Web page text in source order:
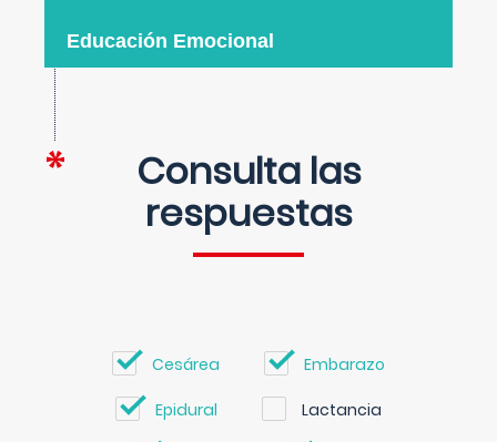
Educación Emocional
Consulta las
respuestas
Cesárea Embarazo
Epidural Lactancia